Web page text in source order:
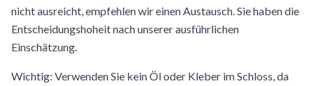
nicht ausreicht, empfehlen wir einen Austausch. Sie haben die
Entscheidungshoheit nach unserer ausführlichen
Einschätzung.
Wichtig: Verwenden Sie kein Öl oder Kleber im Schloss, da